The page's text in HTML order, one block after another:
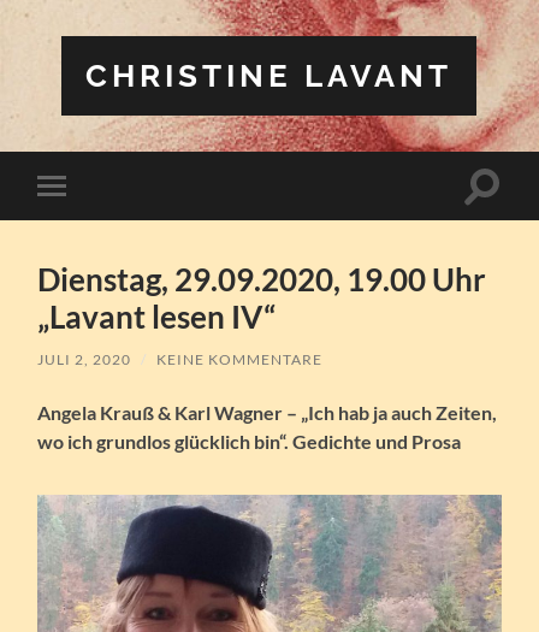
CHRISTINE LAVANT
Mobile-
Menü
Dienstag, 29.09.2020, 19.00 Uhr
„Lavant lesen IV“
JULI 2, 2020 / KEINE KOMMENTARE
Angela Krauß & Karl Wagner – „Ich hab ja auch Zeiten,
wo ich grundlos glücklich bin“. Gedichte und Prosa